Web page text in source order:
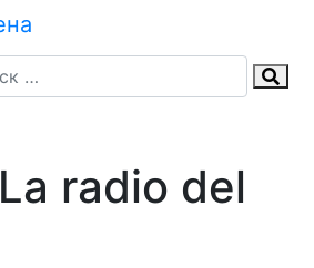
La radio del